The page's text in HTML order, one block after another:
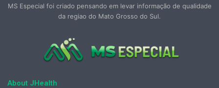
MS Especial foi criado pensando em levar informação de qualidade
da regiao do Mato Grosso do Sul.
About JHealth